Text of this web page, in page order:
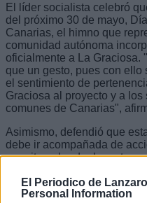
El Periodico de
Personal Information
El líder socialista celebró
del próximo 30 de mayo,
Canarias, el himno que
comunidad autónoma
oficialmente a La Graciosa.
que un gesto, pues con ello
el sentimiento de
Graciosa al proyecto y a los
comunes de Canarias",
Asimismo, defendió que
debe ir acompañada de
permitan abordar los retos,
Canarias no debe haber
primera, segunda o tercera,